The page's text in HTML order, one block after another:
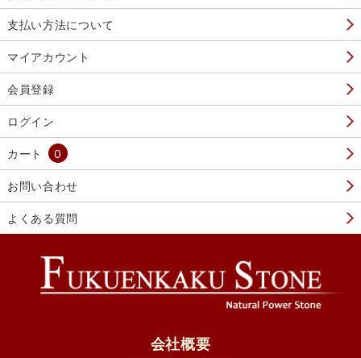
支払い方法について
マイアカウント
会員登録
ログイン
カート 0
お問い合わせ
よくある質問
会社概要